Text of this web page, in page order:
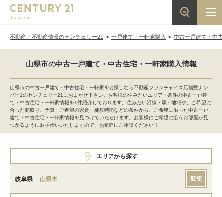
不動産・不動産情報のセンチュリー21 一戸建て・一軒家購入 中古一戸建て・中
山県市の中古一戸建て・中古住宅・一軒家購入情報
山県市の中古一戸建て・中古住宅・一軒家をお探しなら不動産フランチャイズ店舗数ナン
バー1のセンチュリー21におまかせ下さい。お客様の住みたいエリア・条件の中古一戸建
て・中古住宅・一軒家情報を1件紹介しております。住みたい沿線・駅・地域や、ご希望に
合った間取り、予算・ご希望の家賃、徒歩時間などの条件から、ご希望に沿った中古一戸
建て・中古住宅・一軒家情報を見つけていただけます。お客様にご希望に沿うお部屋が見
つかるようにお手伝いいたしますので、お気軽にご相談ください！
エリアから探す
岐阜県 山県市 変更